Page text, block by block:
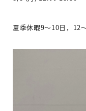
夏季休暇9〜10日， 12